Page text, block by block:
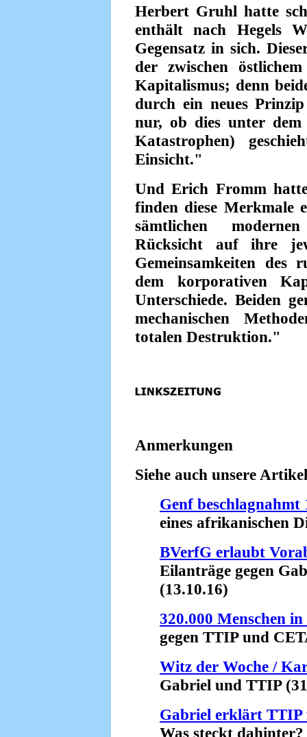
Herbert Gruhl hatte
enthält nach Hegels
Gegensatz in sich.
der zwischen
Kapitalismus; denn
durch ein neues
nur, ob dies unter dem
Katastrophen)
Einsicht."
Und Erich Fromm
finden diese Merkmale
sämtlichen
Rücksicht auf ihre
Gemeinsamkeiten des
dem korporativen
Unterschiede. Beiden
mechanischen
totalen Destruktion."
Anmerkungen
Siehe auch unsere
Genf
eines afrikanischen
BVerfG erlaubt
Eilanträge gegen
(13.10.16)
320.000 Menschen
gegen TTIP und
Witz der Woche /
Gabriel und TTIP
Gabriel erklärt
Was steckt dahinter?